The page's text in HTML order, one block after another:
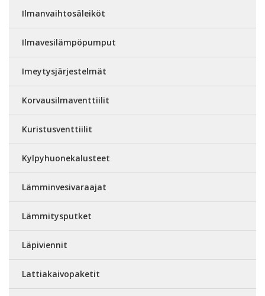
Ilmanvaihtosäleiköt
Ilmavesilämpöpumput
Imeytysjärjestelmät
Korvausilmaventtiilit
Kuristusventtiilit
Kylpyhuonekalusteet
Lämminvesivaraajat
Lämmitysputket
Läpiviennit
Lattiakaivopaketit